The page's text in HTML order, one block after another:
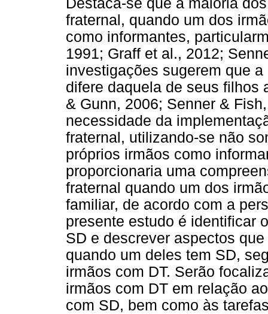
Destaca-se que a maioria
fraternal, quando um dos
como informantes,
1991; Graff et al., 2012;
investigações sugerem que
difere daquela de seus filhos
& Gunn, 2006; Senner &
necessidade da
fraternal, utilizando-se não
próprios irmãos como
proporcionaria uma
fraternal quando um dos
familiar, de acordo com a
presente estudo é identificar
SD e descrever aspectos
quando um deles tem SD,
irmãos com DT. Serão
irmãos com DT em relação
com SD, bem como às